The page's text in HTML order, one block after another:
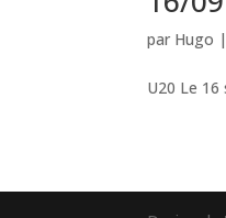
par Hugo
U20 Le